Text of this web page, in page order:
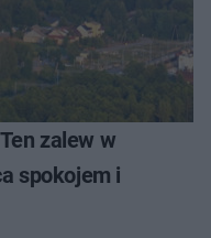
zalew w
spokojem i